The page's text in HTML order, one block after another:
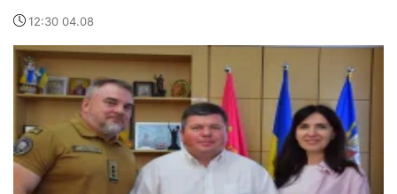
12:30 04.08